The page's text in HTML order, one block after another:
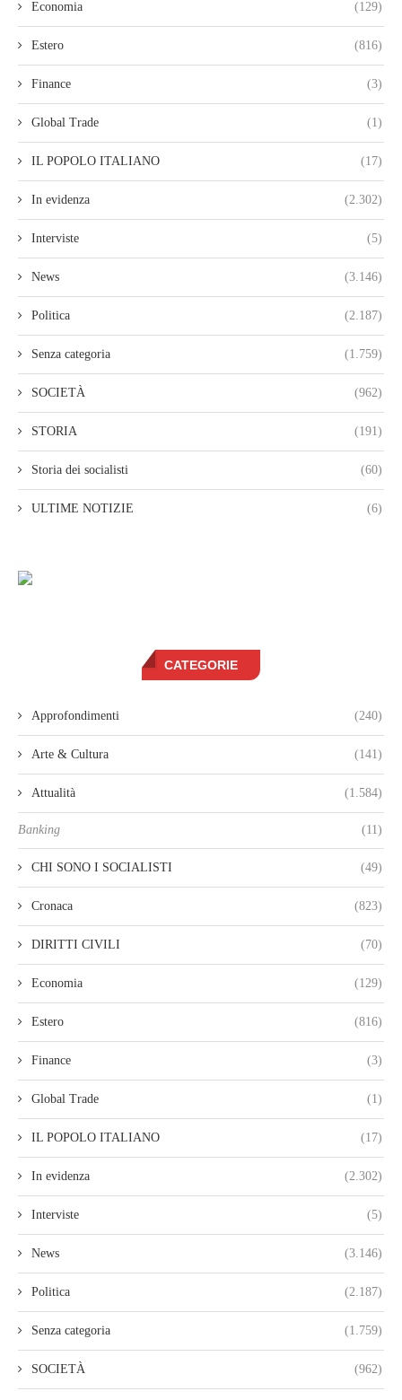
Economia (129)
Estero (816)
Finance (3)
Global Trade (1)
IL POPOLO ITALIANO (17)
In evidenza (2.302)
Interviste (5)
News (3.146)
Politica (2.187)
Senza categoria (1.759)
SOCIETÀ (962)
STORIA (191)
Storia dei socialisti (60)
ULTIME NOTIZIE (6)
CATEGORIE
Approfondimenti (240)
Arte & Cultura (141)
Attualità (1.584)
Banking (11)
CHI SONO I SOCIALISTI (49)
Cronaca (823)
DIRITTI CIVILI (70)
Economia (129)
Estero (816)
Finance (3)
Global Trade (1)
IL POPOLO ITALIANO (17)
In evidenza (2.302)
Interviste (5)
News (3.146)
Politica (2.187)
Senza categoria (1.759)
SOCIETÀ (962)